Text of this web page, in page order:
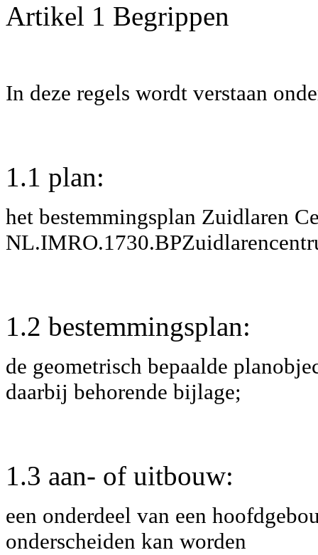
Artikel 1 Begrippen
In deze regels wordt verstaan
1.1 plan:
het bestemmingsplan Zuidlaren
1.2 bestemmingsplan:
de geometrisch bepaalde
daarbij behorende bijlage;
1.3 aan- of uitbouw:
een onderdeel van een
onderscheiden kan worden